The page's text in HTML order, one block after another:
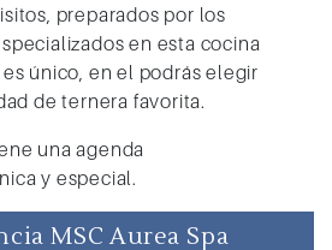
preparados por los
en esta cocina
único, en el podrás elegir
de ternera favorita.
una agenda
y especial.
MSC Aurea Spa